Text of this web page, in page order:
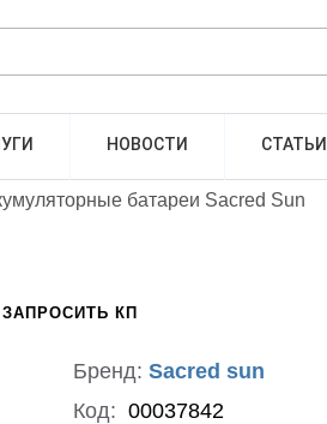
НОВОСТИ СТАТЬИ
батареи Sacred Sun
ЗАПРОСИТЬ КП
Бренд: Sacred sun
Код: 00037842